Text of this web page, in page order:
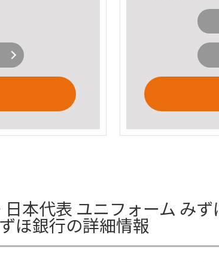
本代表 ユニフォーム み
ほ銀行の詳細情報